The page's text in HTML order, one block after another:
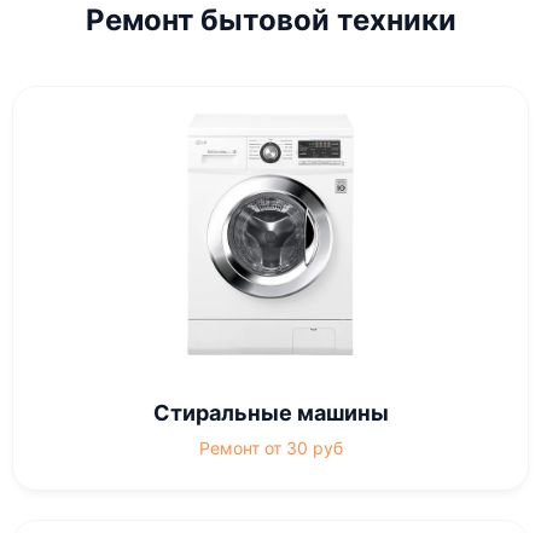
Ремонт бытовой техники
Стиральные машины
Ремонт от 30 руб